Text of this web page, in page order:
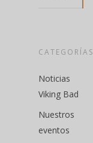
CATEGORÍAS
Noticias
Viking Bad
Nuestros
eventos